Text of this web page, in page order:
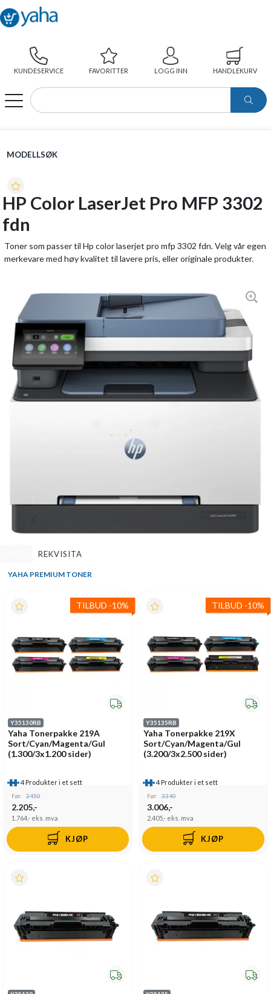
KUNDESERVICE FAVORITTER LOGG INN HANDLEKURV
WEBSHOP
MODELLSØK
HP Color LaserJet Pro MFP 3302
fdn
Toner som passer til Hp color laserjet pro mfp 3302 fdn. Velg vår egen
merkevare med høy kvalitet til lavere pris, eller originale produkter.
REKVISITA
YAHA PREMIUM TONER
TILBUD -10%
Y35130RB
Yaha Tonerpakke 219A
Sort/Cyan/Magenta/Gul
(1.300/3x1.200 sider)
4 Produkter i et sett
Før: 2450
2.205,-
1.764,- eks. mva
KJØP
TILBUD -10%
Y35135RB
Yaha Tonerpakke 219X
Sort/Cyan/Magenta/Gul
(3.200/3x2.500 sider)
4 Produkter i et sett
Før: 3340
3.006,-
2.405,- eks. mva
KJØP